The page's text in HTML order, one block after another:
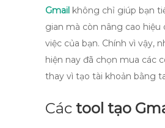
Gmail không chỉ giúp bạn
gian mà còn nâng cao hiệu
việc của bạn. Chính vì vậy,
hiện nay đã chọn mua các
thay vì tạo tài khoản bằng
Các tool tạo